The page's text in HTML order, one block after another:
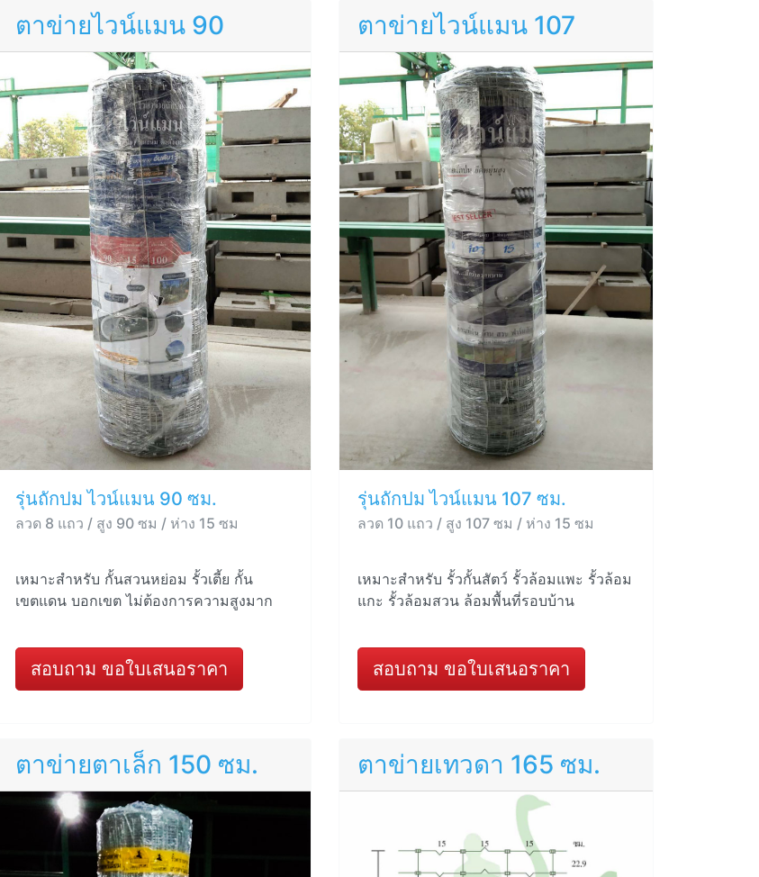
ตาข่ายไวน์แมน 90
รุ่นถักปม ไวน์แมน 90 ซม.
ลวด 8 แถว / สูง 90 ซม / ห่าง 15 ซม
เหมาะสำหรับ กั้นสวนหย่อม รั้วเตี้ย กั้น
เขตแดน บอกเขต ไม่ต้องการความสูงมาก
สอบถาม ขอใบเสนอราคา
ตาข่ายไวน์แมน 107
รุ่นถักปม ไวน์แมน 107 ซม.
ลวด 10 แถว / สูง 107 ซม / ห่าง 15 ซม
เหมาะสำหรับ รั้วกั้นสัตว์ รั้วล้อมแพะ รั้วล้อม
แกะ รั้วล้อมสวน ล้อมพื้นที่รอบบ้าน
สอบถาม ขอใบเสนอราคา
ตาข่ายตาเล็ก 150 ซม. ตาข่ายเทวดา 165 ซม.